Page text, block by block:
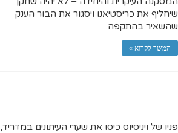
שיחליף את כריסטיאנו ויסגור את הבור הענק
שהשאיר בהתקפה.
המשך לקרוא »
פניו של ויניסיוס כיסו את שערי העיתונים במדריד,